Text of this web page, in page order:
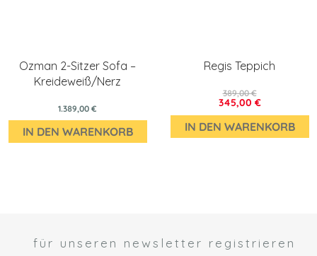
Ozman 2-Sitzer Sofa –
Kreideweiß/Nerz
1.389,00 €
IN DEN WARENKORB
Regis Teppich
345,00 €
389,00 €
IN DEN WARENKORB
für unseren newsletter registrieren